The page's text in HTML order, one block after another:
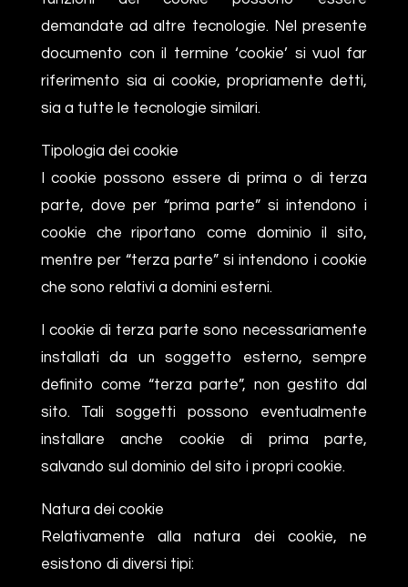
demandate ad altre tecnologie. Nel presente
documento con il termine ‘cookie’ si vuol far
riferimento sia ai cookie, propriamente detti,
sia a tutte le tecnologie similari.
Tipologia dei cookie
I cookie possono essere di prima o di terza
parte, dove per “prima parte” si intendono i
cookie che riportano come dominio il sito,
mentre per “terza parte” si intendono i cookie
che sono relativi a domini esterni.
I cookie di terza parte sono necessariamente
installati da un soggetto esterno, sempre
definito come “terza parte”, non gestito dal
sito. Tali soggetti possono eventualmente
installare anche cookie di prima parte,
salvando sul dominio del sito i propri cookie.
Natura dei cookie
Relativamente alla natura dei cookie, ne
esistono di diversi tipi: